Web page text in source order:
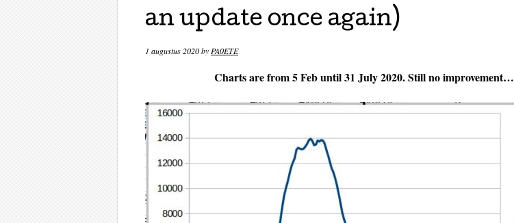
an update once again)
1 augustus 2020by PA0ETE
Charts are from 5 Feb until 31 July 2020. Still no improvement…